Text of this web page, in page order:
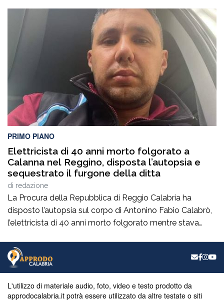
condotta il7 agosto nel quartiere Ciambra di Gioia Tauro,
nell’ambito di un servizio straordinario ad “Alto Impatto”
disposto per rafforzare la presenza delle istituzioni e
contrastare ogni forma di illegalità. Un’azione massiccia
e coordinata che ha visto […]
PRIMO PIANO
Elettricista di 40 anni morto folgorato a
Calanna nel Reggino, disposta l’autopsia e
sequestrato il furgone della ditta
di redazione
La Procura della Repubblica di Reggio Calabria ha
disposto l’autopsia sul corpo di Antonino Fabio Calabrò,
l’elettricista di 40 anni morto folgorato mentre stava
di Calanna. Le indagini, coordinate dalla Procura guidata
da Giuseppe Borrelli, sono affidate ai carabinieri, che
hanno proceduto anche al sequestro del furgone della
ditta privata per la quale lavorava […]
L'utilizzo di materiale audio, foto, video e testo prodotto da
approdocalabria.it potrà essere utilizzato da altre testate o siti